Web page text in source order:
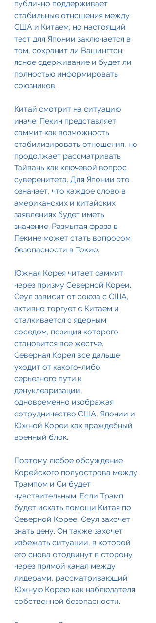
публично поддерживает
стабильные отношения между
США и Китаем, но настоящий
тест для Японии заключается в
том, сохранит ли Вашингтон
ясное сдерживание и будет ли
полностью информировать
союзников.
Китай смотрит на ситуацию
иначе. Пекин представляет
саммит как возможность
стабилизировать отношения, но
продолжает рассматривать
Тайвань как ключевой вопрос
суверенитета. Для Японии это
означает, что каждое слово в
американских и китайских
заявлениях будет иметь
значение. Размытая фраза в
Пекине может стать вопросом
безопасности в Токио.
Южная Корея читает саммит
через призму Северной Кореи.
Сеул зависит от союза с США,
активно торгует с Китаем и
сталкивается с ядерным
соседом, позиция которого
становится все жестче.
Северная Корея все дальше
уходит от какого-либо
серьезного пути к
денуклеаризации,
одновременно изображая
сотрудничество США, Японии и
Южной Кореи как враждебный
военный блок.
Поэтому любое обсуждение
Корейского полуострова между
Трампом и Си будет
чувствительным. Если Трамп
будет искать помощи Китая по
Северной Корее, Сеул захочет
знать цену. Он также захочет
избежать ситуации, в которой
его снова отодвинут в сторону
через прямой канал между
лидерами, рассматривающий
Южную Корею как наблюдателя
собственной безопасности.